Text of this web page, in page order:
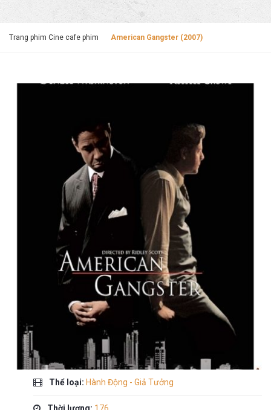
Trang phim Cine cafe phim American Gangster (2007)
Thể loại: Hành Động - Giả Tưởng